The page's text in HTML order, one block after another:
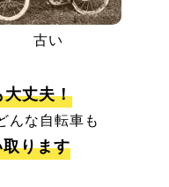
古い
大丈夫！
んな自転車も
ります